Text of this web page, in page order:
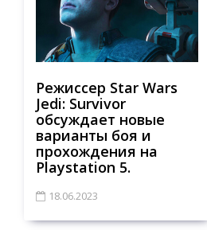
Режиссер Star Wars
Jedi: Survivor
обсуждает новые
варианты боя и
прохождения на
Playstation 5.
18.06.2023